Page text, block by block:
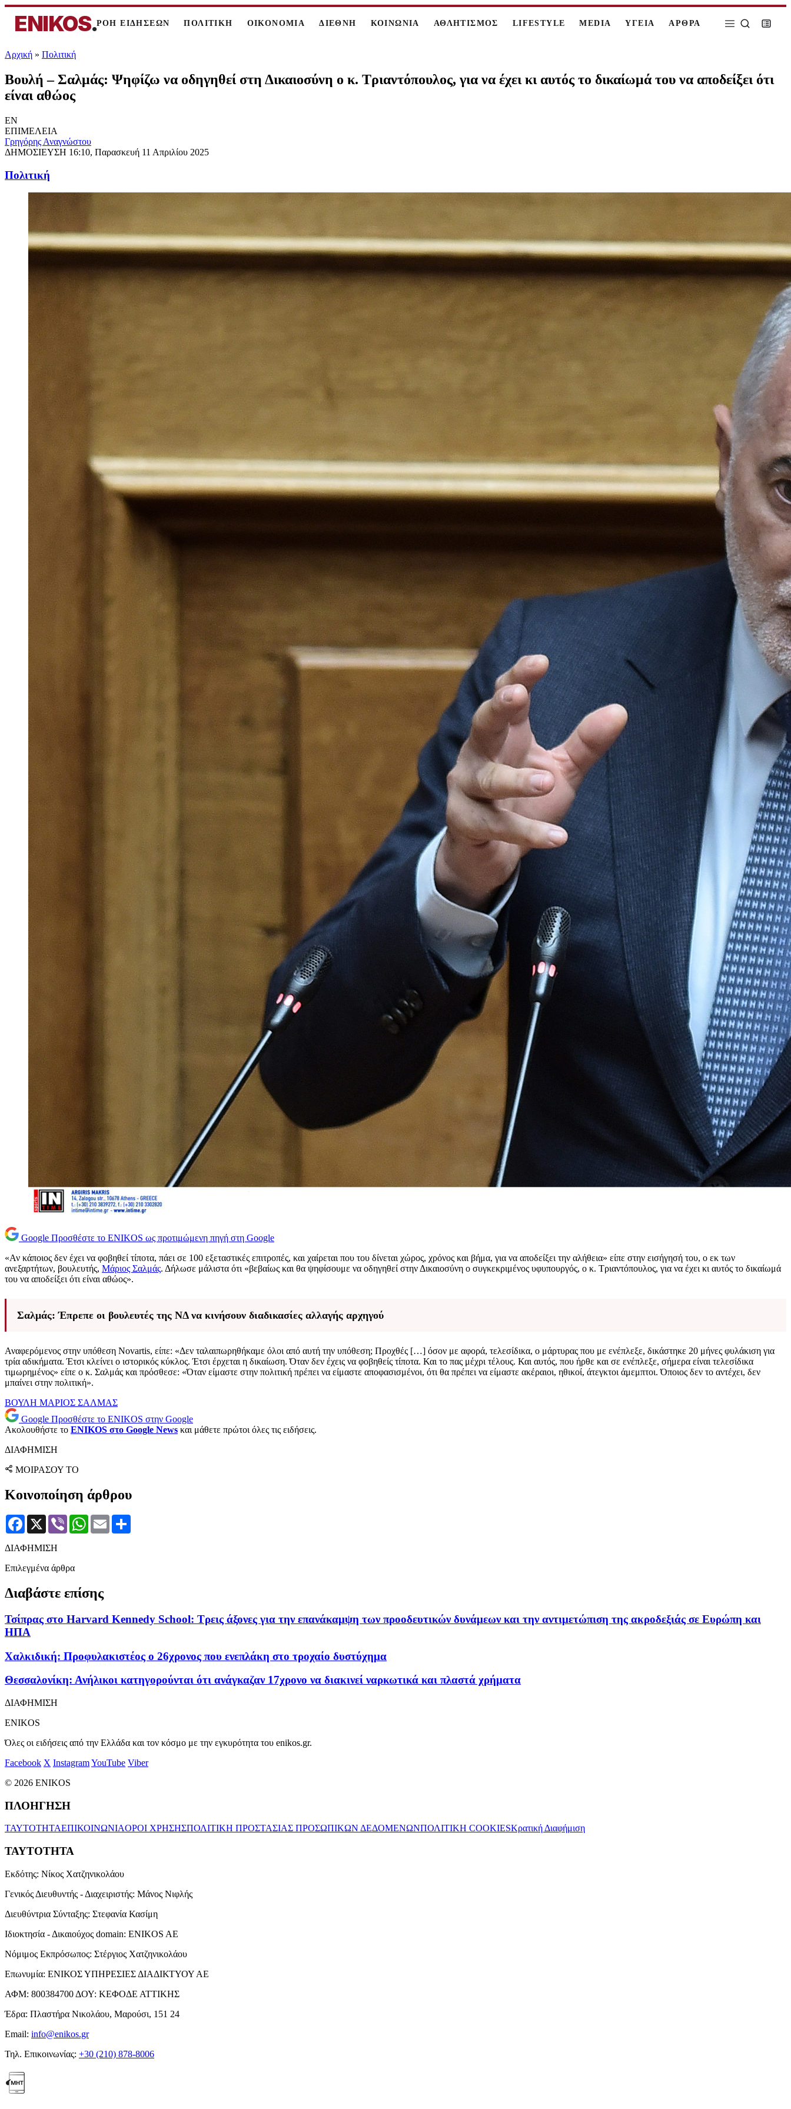
ENIKOS.ΡΟΗ ΕΙΔΗΣΕΩΝ ΠΟΛΙΤΙΚΗ ΟΙΚΟΝΟΜΙΑ ΔΙΕΘΝΗ ΚΟΙΝΩΝΙΑ ΑΘΛΗΤΙΣΜΟΣ LIFESTYLE MEDIA ΥΓΕΙΑ ΑΡΘΡΑ
Αρχική » Πολιτική
Βουλή – Σαλμάς: Ψηφίζω να οδηγηθεί στη Δικαιοσύνη ο κ. Τριαντόπουλος, για να έχει κι αυτός το δικαίωμά του να αποδείξει ότι
είναι αθώος
EN
ΕΠΙΜΕΛΕΙΑ
Γρηγόρης Αναγνώστου
ΔΗΜΟΣΙΕΥΣΗ 16:10, Παρασκευή 11 Απριλίου 2025
Πολιτική
Google Προσθέστε το ENIKOS ως προτιμώμενη πηγή στη Google
«Αν κάποιος δεν έχει να φοβηθεί τίποτα, πάει σε 100 εξεταστικές επιτροπές, και χαίρεται που του δίνεται χώρος, χρόνος και βήμα, για να αποδείξει την αλήθεια» είπε στην εισήγησή του, ο εκ των
ανεξαρτήτων, βουλευτής, Μάριος Σαλμάς. Δήλωσε μάλιστα ότι «βεβαίως και θα ψηφίσουμε να οδηγηθεί στην Δικαιοσύνη ο συγκεκριμένος υφυπουργός, ο κ. Τριαντόπουλος, για να έχει κι αυτός το δικαίωμά
του να αποδείξει ότι είναι αθώος».
Σαλμάς: Έπρεπε οι βουλευτές της ΝΔ να κινήσουν διαδικασίες αλλαγής αρχηγού
Αναφερόμενος στην υπόθεση Novartis, είπε: «Δεν ταλαιπωρηθήκαμε όλοι από αυτή την υπόθεση; Προχθές […] όσον με αφορά, τελεσίδικα, ο μάρτυρας που με ενέπλεξε, δικάστηκε 20 μήνες φυλάκιση για
τρία αδικήματα. Έτσι κλείνει ο ιστορικός κύκλος. Έτσι έρχεται η δικαίωση. Όταν δεν έχεις να φοβηθείς τίποτα. Και το πας μέχρι τέλους. Και αυτός, που ήρθε και σε ενέπλεξε, σήμερα είναι τελεσίδικα
τιμωρημένος» είπε ο κ. Σαλμάς και πρόσθεσε: «Όταν είμαστε στην πολιτική πρέπει να είμαστε αποφασισμένοι, ότι θα πρέπει να είμαστε ακέραιοι, ηθικοί, άτεγκτοι άμεμπτοι. Όποιος δεν το αντέχει, δεν
μπαίνει στην πολιτική».
ΒΟΥΛΗ ΜΑΡΙΟΣ ΣΑΛΜΑΣ
Google Προσθέστε το ENIKOS στην Google
Ακολουθήστε το ENIKOS στο Google News και μάθετε πρώτοι όλες τις ειδήσεις.
ΔΙΑΦΗΜΙΣΗ
ΜΟΙΡΑΣΟΥ ΤΟ
Κοινοποίηση άρθρου
Facebook
X Viber WhatsApp
Email
ΔΙΑΦΗΜΙΣΗ
Επιλεγμένα άρθρα
Διαβάστε επίσης
Τσίπρας στο Harvard Kennedy School: Τρεις άξονες για την επανάκαμψη των προοδευτικών δυνάμεων και την αντιμετώπιση της ακροδεξιάς σε Ευρώπη και
ΗΠΑ
Χαλκιδική: Προφυλακιστέος ο 26χρονος που ενεπλάκη στο τροχαίο δυστύχημα
Θεσσαλονίκη: Ανήλικοι κατηγορούνται ότι ανάγκαζαν 17χρονο να διακινεί ναρκωτικά και πλαστά χρήματα
ΔΙΑΦΗΜΙΣΗ
ENIKOS
Όλες οι ειδήσεις από την Ελλάδα και τον κόσμο με την εγκυρότητα του enikos.gr.
Facebook X InstagramYouTube Viber
© 2026 ENIKOS
ΠΛΟΗΓΗΣΗ
ΤΑΥΤΟΤΗΤΑΕΠΙΚΟΙΝΩΝΙΑΟΡΟΙ ΧΡΗΣΗΣΠΟΛΙΤΙΚΗ ΠΡΟΣΤΑΣΙΑΣ ΠΡΟΣΩΠΙΚΩΝ ΔΕΔΟΜΕΝΩΝΠΟΛΙΤΙΚΗ COOKIESΚρατική Διαφήμιση
ΤΑΥΤΟΤΗΤΑ
Εκδότης: Νίκος Χατζηνικολάου
Γενικός Διευθυντής - Διαχειριστής: Μάνος Νιφλής
Διευθύντρια Σύνταξης: Στεφανία Κασίμη
Ιδιοκτησία - Δικαιούχος domain: ENIKOS AE
Νόμιμος Εκπρόσωπος: Στέργιος Χατζηνικολάου
Επωνυμία: ΕΝΙΚΟΣ ΥΠΗΡΕΣΙΕΣ ΔΙΑΔΙΚΤΥΟΥ ΑΕ
ΑΦΜ: 800384700 ΔΟΥ: ΚΕΦΟΔΕ ΑΤΤΙΚΗΣ
Έδρα: Πλαστήρα Νικολάου, Μαρούσι, 151 24
Email: info@enikos.gr
Τηλ. Επικοινωνίας: +30 (210) 878-8006